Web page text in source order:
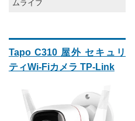
ムライフ
Tapo C310 屋外 セキュリ
ティWi-Fiカメラ TP-Link